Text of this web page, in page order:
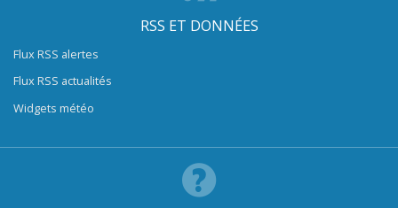
RSS ET DONNÉES
Flux RSS alertes
Flux RSS actualités
Widgets météo